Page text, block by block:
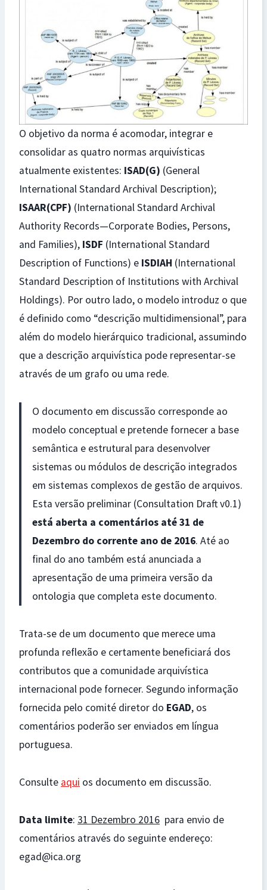
O objetivo da norma é acomodar, integrar e
consolidar as quatro normas arquivísticas
atualmente existentes: ISAD(G) (General
International Standard Archival Description);
ISAAR(CPF) (International Standard Archival
Authority Records—Corporate Bodies, Persons,
and Families), ISDF (International Standard
Description of Functions) e ISDIAH (International
Standard Description of Institutions with Archival
Holdings). Por outro lado, o modelo introduz o que
é definido como “descrição multidimensional”, para
além do modelo hierárquico tradicional, assumindo
que a descrição arquivística pode representar-se
através de um grafo ou uma rede.
O documento em discussão corresponde ao
modelo conceptual e pretende fornecer a base
semântica e estrutural para desenvolver
sistemas ou módulos de descrição integrados
em sistemas complexos de gestão de arquivos.
Esta versão preliminar (Consultation Draft v0.1)
está aberta a comentários até 31 de
Dezembro do corrente ano de 2016. Até ao
final do ano também está anunciada a
apresentação de uma primeira versão da
ontologia que completa este documento.
Trata-se de um documento que merece uma
profunda reflexão e certamente beneficiará dos
contributos que a comunidade arquivística
internacional pode fornecer. Segundo informação
fornecida pelo comité diretor do EGAD, os
comentários poderão ser enviados em língua
portuguesa.
Consulte aqui os documento em discussão.
Data limite: 31 Dezembro 2016 para envio de
comentários através do seguinte endereço:
egad@ica.org